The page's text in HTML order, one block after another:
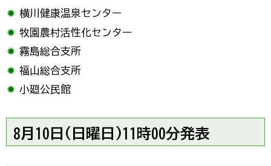
横川健康温泉センター
牧園農村活性化センター
霧島総合支所
福山総合支所
小廻公民館
8月10日(日曜日)11時00分発表